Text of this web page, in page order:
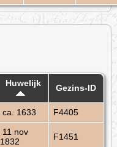
Huwelijk Gezins-ID
ca. 1633 F4405
11 nov
1832
F1451